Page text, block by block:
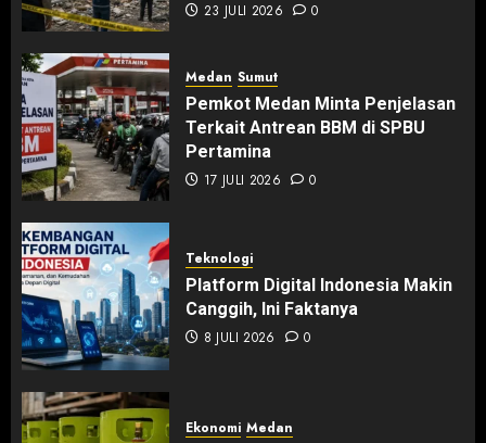
23 JULI 2026 0
Medan Sumut
Pemkot Medan Minta Penjelasan
Terkait Antrean BBM di SPBU
Pertamina
17 JULI 2026 0
Teknologi
Platform Digital Indonesia Makin
Canggih, Ini Faktanya
8 JULI 2026 0
Ekonomi Medan